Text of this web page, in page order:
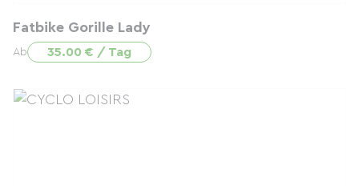
Fatbike Gorille Lady
Ab 35.00 € / Tag